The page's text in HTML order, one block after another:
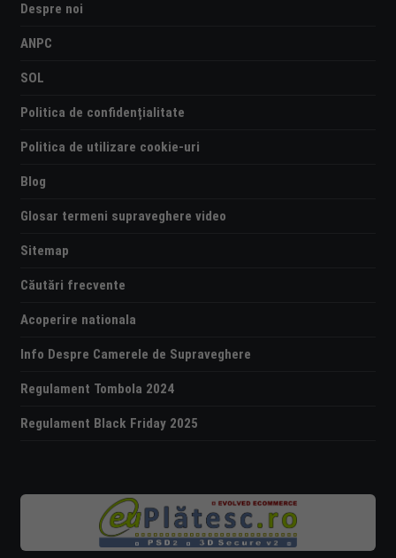
Despre noi
ANPC
SOL
Politica de confidențialitate
Politica de utilizare cookie-uri
Blog
Glosar termeni supraveghere video
Sitemap
Căutări frecvente
Acoperire nationala
Info Despre Camerele de Supraveghere
Regulament Tombola 2024
Regulament Black Friday 2025